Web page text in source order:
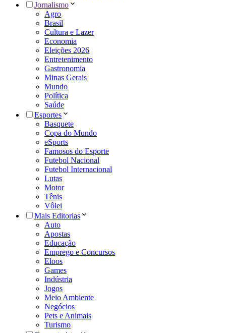
Jornalismo
Agro
Brasil
Cultura e Lazer
Economia
Eleições 2026
Entretenimento
Gastronomia
Minas Gerais
Mundo
Política
Saúde
Esportes
Basquete
Copa do Mundo
eSports
Famosos do Esporte
Futebol Nacional
Futebol Internacional
Lutas
Motor
Tênis
Vôlei
Mais Editorias
Auto
Apostas
Educação
Emprego e Concursos
Eloos
Games
Indústria
Jogos
Meio Ambiente
Negócios
Pets e Animais
Turismo